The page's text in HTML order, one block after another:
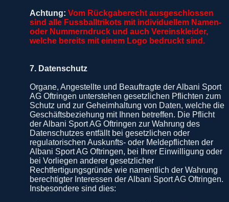
Achtung: Vom Rückgaberecht ausgeschlossen
sind alle Fussballtrikots mit individuellem Namen-
oder Nummerndruck und auch Vereinskleider,
welche bereits mit einem Logo bedruckt sind.
7. Datenschutz
Organe, Angestellte und Beauftragte der Albani Sport
AG Oftringen unterstehen gesetzlichen Pflichten zum
Schutz und zur Geheimhaltung von Daten, welche die
Geschäftsbeziehung mit Ihnen betreffen. Die Pflicht
der Albani Sport AG Oftringen zur Wahrung des
Datenschutzes entfällt bei gesetzlichen oder
regulatorischen Auskunfts- oder Meldepflichten der
Albani Sport AG Oftringen, bei Ihrer Einwilligung oder
bei Vorliegen anderer gesetzlicher
Rechtfertigungsgründe wie namentlich der Wahrung
berechtigter Interessen der Albani Sport AG Oftringen.
Insbesondere sind dies: